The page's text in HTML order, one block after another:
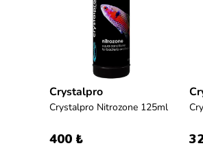
Crystalpro
Crystalpro Nitrozone 125ml
400 ₺